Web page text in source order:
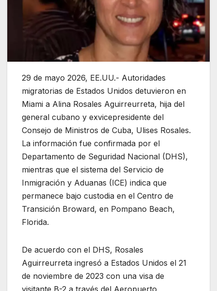
29 de mayo 2026, EE.UU.- Autoridades
migratorias de Estados Unidos detuvieron en
Miami a Alina Rosales Aguirreurreta, hija del
general cubano y exvicepresidente del
Consejo de Ministros de Cuba, Ulises Rosales.
La información fue confirmada por el
Departamento de Seguridad Nacional (DHS),
mientras que el sistema del Servicio de
Inmigración y Aduanas (ICE) indica que
permanece bajo custodia en el Centro de
Transición Broward, en Pompano Beach,
Florida.
De acuerdo con el DHS, Rosales
Aguirreurreta ingresó a Estados Unidos el 21
de noviembre de 2023 con una visa de
visitante B-2 a través del Aeropuerto